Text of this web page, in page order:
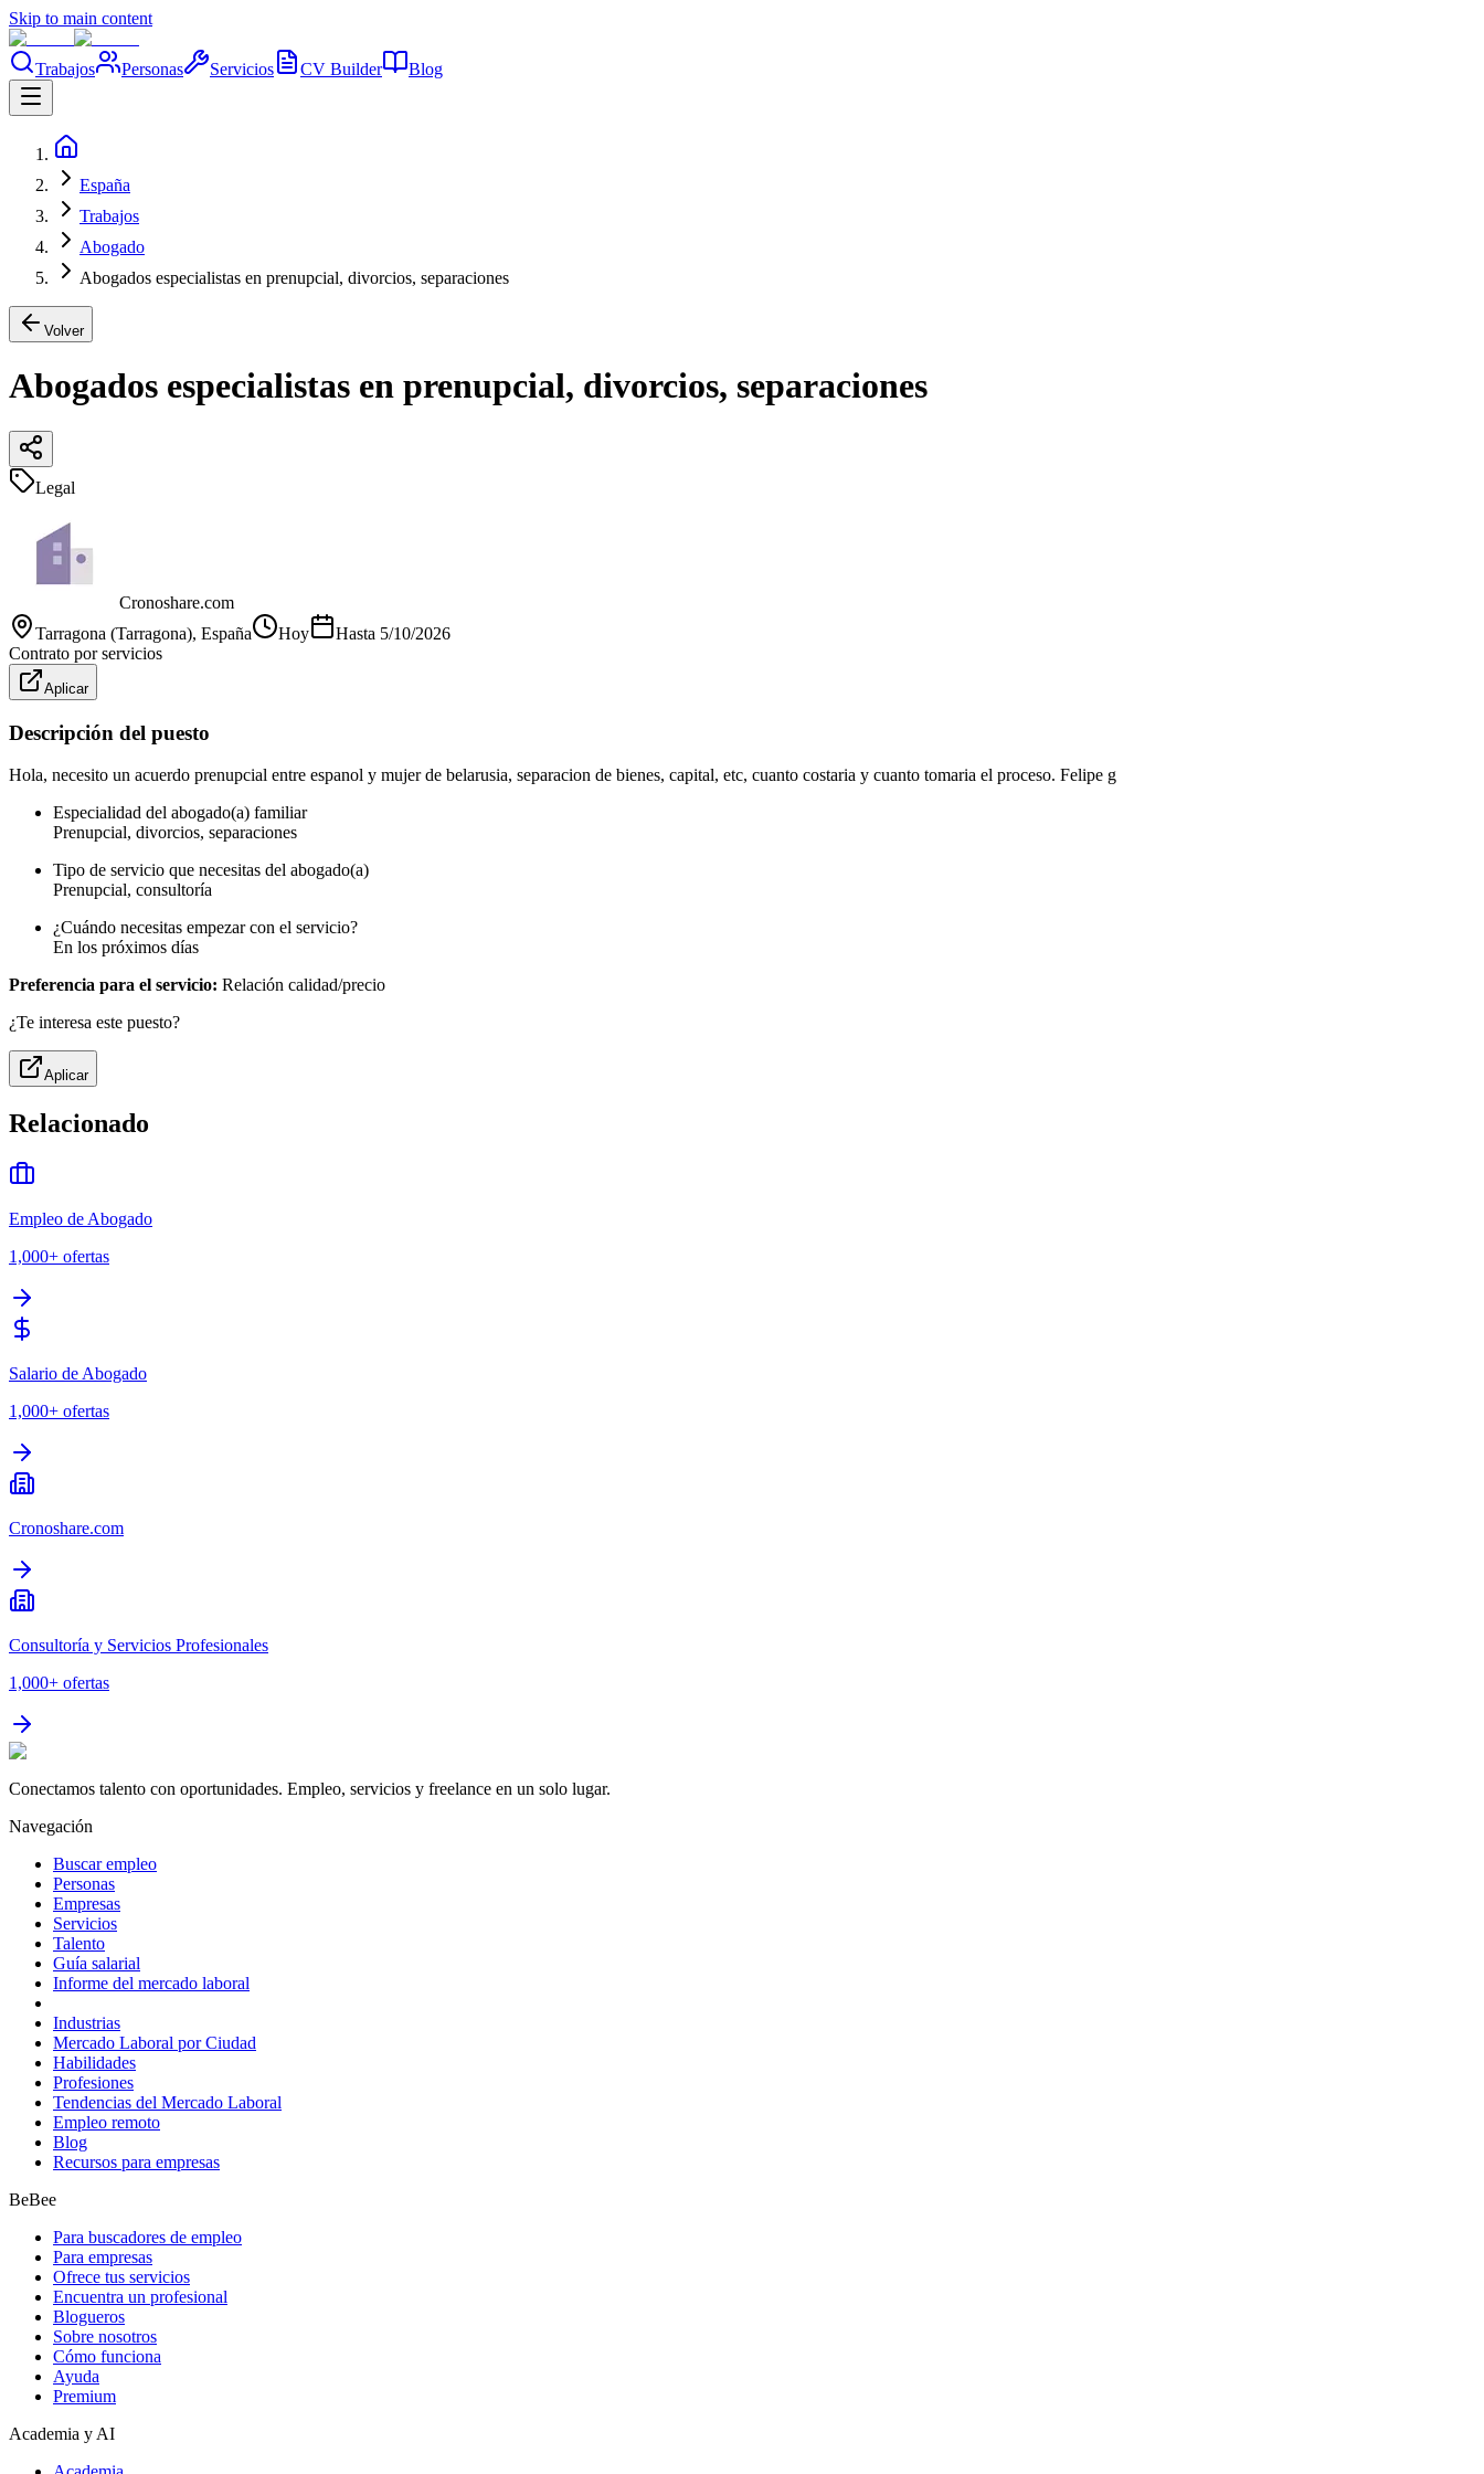
Skip to main content
Trabajos Personas Servicios CV Builder Blog
España
Trabajos
Abogado
Abogados especialistas en prenupcial, divorcios, separaciones
Volver
Abogados especialistas en prenupcial, divorcios, separaciones
Legal
Cronoshare.com
Tarragona (Tarragona), España Hoy Hasta 5/10/2026
Contrato por servicios
Aplicar
Descripción del puesto
Hola, necesito un acuerdo prenupcial entre espanol y mujer de belarusia, separacion de bienes, capital, etc, cuanto costaria y cuanto tomaria el proceso. Felipe g
Especialidad del abogado(a) familiar
Prenupcial, divorcios, separaciones
Tipo de servicio que necesitas del abogado(a)
Prenupcial, consultoría
¿Cuándo necesitas empezar con el servicio?
En los próximos días
Preferencia para el servicio: Relación calidad/precio
¿Te interesa este puesto?
Aplicar
Relacionado
Empleo de Abogado
1,000+ ofertas
Salario de Abogado
1,000+ ofertas
Cronoshare.com
Consultoría y Servicios Profesionales
1,000+ ofertas
Conectamos talento con oportunidades. Empleo, servicios y freelance en un solo lugar.
Navegación
Buscar empleo
Personas
Empresas
Servicios
Talento
Guía salarial
Informe del mercado laboral
Industrias
Mercado Laboral por Ciudad
Habilidades
Profesiones
Tendencias del Mercado Laboral
Empleo remoto
Blog
Recursos para empresas
BeBee
Para buscadores de empleo
Para empresas
Ofrece tus servicios
Encuentra un profesional
Blogueros
Sobre nosotros
Cómo funciona
Ayuda
Premium
Academia y AI